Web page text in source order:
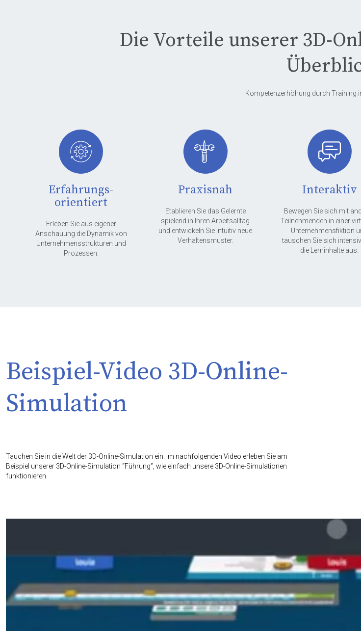
Die Vorteile unserer 3D-
Kompetenzerhöhung durch Training
Erfahrungs-
orientiert
Erleben Sie aus eigener
Anschauung die Dynamik von
Unternehmensstrukturen und
Prozessen.
Praxisnah
Etablieren Sie das Gelernte
spielend in Ihren Arbeitsalltag
und entwickeln Sie intuitiv neue
Verhaltensmuster.
Interaktiv
Bewegen Sie sich mit
Teilnehmenden in einer
Unternehmensfiktion
tauschen Sie sich
die Lerninhalte aus.
Beispiel-Video 3D-Online-
Simulation
Tauchen Sie in die Welt der 3D-Online-Simulation ein. Im nachfolgenden Video erleben Sie am
Beispiel unserer 3D-Online-Simulation “Führung”, wie einfach unsere 3D-Online-Simulationen
funktionieren.